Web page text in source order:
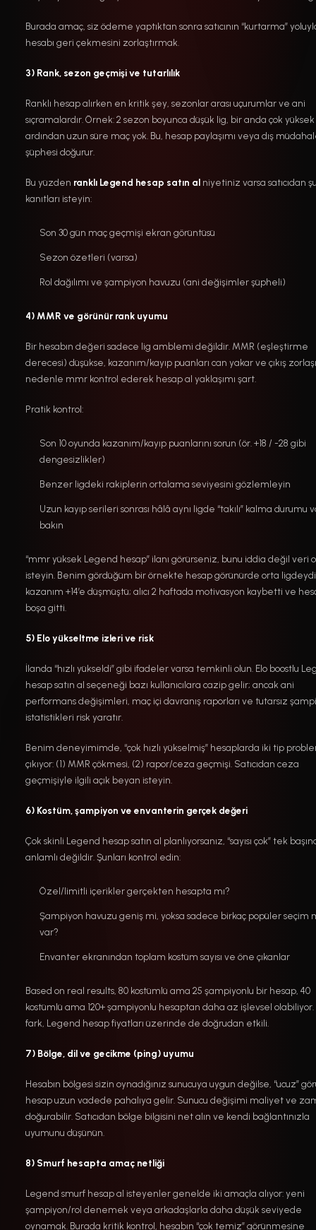
Burada amaç, siz ödeme yaptıktan sonra satıcının “kurtarma”
hesabı geri çekmesini zorlaştırmak.
3) Rank, sezon geçmişi ve tutarlılık
Ranklı hesap alırken en kritik şey, sezonlar arası uçurumlar ve ani
sıçramalardır. Örnek: 2 sezon boyunca düşük lig, bir anda çok
ardından uzun süre maç yok. Bu, hesap paylaşımı veya dış
şüphesi doğurur.
Bu yüzden ranklı Legend hesap satın al niyetiniz varsa satıcıdan
kanıtları isteyin:
Son 30 gün maç geçmişi ekran görüntüsü
Sezon özetleri (varsa)
Rol dağılımı ve şampiyon havuzu (ani değişimler şüpheli)
4) MMR ve görünür rank uyumu
Bir hesabın değeri sadece lig amblemi değildir. MMR (eşleştirme
derecesi) düşükse, kazanım/kayıp puanları can yakar ve çıkış
nedenle mmr kontrol ederek hesap al yaklaşımı şart.
Pratik kontrol:
Son 10 oyunda kazanım/kayıp puanlarını sorun (ör. +18 / -28 gibi
dengesizlikler)
Benzer ligdeki rakiplerin ortalama seviyesini gözlemleyin
Uzun kayıp serileri sonrası hâlâ aynı ligde “takılı” kalma durumu
bakın
“mmr yüksek Legend hesap” ilanı görürseniz, bunu iddia değil veri
isteyin. Benim gördüğüm bir örnekte hesap görünürde orta
kazanım +14’e düşmüştü; alıcı 2 haftada motivasyon kaybetti ve
boşa gitti.
5) Elo yükseltme izleri ve risk
İlanda “hızlı yükseldi” gibi ifadeler varsa temkinli olun. Elo boostlu
hesap satın al seçeneği bazı kullanıcılara cazip gelir; ancak ani
performans değişimleri, maç içi davranış raporları ve tutarsız
istatistikleri risk yaratır.
Benim deneyimimde, “çok hızlı yükselmiş” hesaplarda iki tip
çıkıyor: (1) MMR çökmesi, (2) rapor/ceza geçmişi. Satıcıdan ceza
geçmişiyle ilgili açık beyan isteyin.
6) Kostüm, şampiyon ve envanterin gerçek değeri
Çok skinli Legend hesap satın al planlıyorsanız, “sayısı çok” tek
anlamlı değildir. Şunları kontrol edin:
Özel/limitli içerikler gerçekten hesapta mı?
Şampiyon havuzu geniş mi, yoksa sadece birkaç popüler seçim
var?
Envanter ekranından toplam kostüm sayısı ve öne çıkanlar
Based on real results, 80 kostümlü ama 25 şampiyonlu bir hesap, 40
kostümlü ama 120+ şampiyonlu hesaptan daha az işlevsel olabiliyor.
fark, Legend hesap fiyatları üzerinde de doğrudan etkili.
7) Bölge, dil ve gecikme (ping) uyumu
Hesabın bölgesi sizin oynadığınız sunucuya uygun değilse, “ucuz”
hesap uzun vadede pahalıya gelir. Sunucu değişimi maliyet ve
doğurabilir. Satıcıdan bölge bilgisini net alın ve kendi bağlantınızla
uyumunu düşünün.
8) Smurf hesapta amaç netliği
Legend smurf hesap al isteyenler genelde iki amaçla alıyor: yeni
şampiyon/rol denemek veya arkadaşlarla daha düşük seviyede
oynamak. Burada kritik kontrol, hesabın “çok temiz” görünmesine